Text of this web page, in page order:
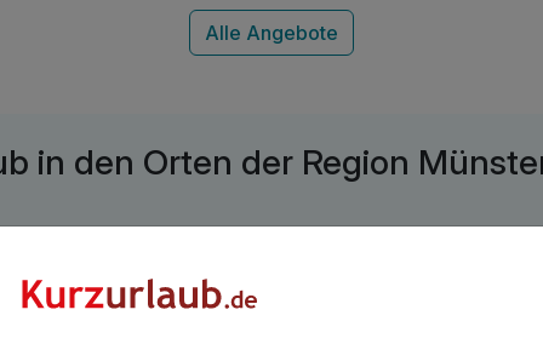
in den Orten der Region
Entdecke Orte